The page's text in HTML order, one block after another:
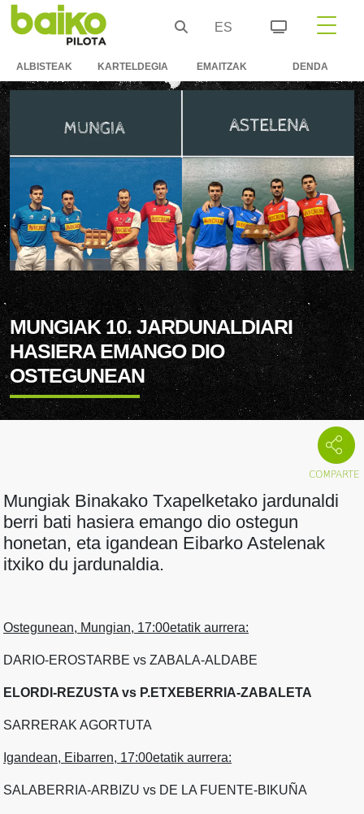
ES
ALBISTEAK KARTELDEGIA EMAITZAK DENDA
MUNGIAK 10. JARDUNALDIARI
HASIERA EMANGO DIO
OSTEGUNEAN
Mungiak Binakako Txapelketako jardunaldi
berri bati hasiera emango dio ostegun
honetan, eta igandean Eibarko Astelenak
itxiko du jardunaldia.
Ostegunean, Mungian, 17:00etatik aurrera:
DARIO-EROSTARBE vs ZABALA-ALDABE
ELORDI-REZUSTA vs P.ETXEBERRIA-ZABALETA
SARRERAK AGORTUTA
Igandean, Eibarren, 17:00etatik aurrera:
SALABERRIA-ARBIZU vs DE LA FUENTE-BIKUÑA